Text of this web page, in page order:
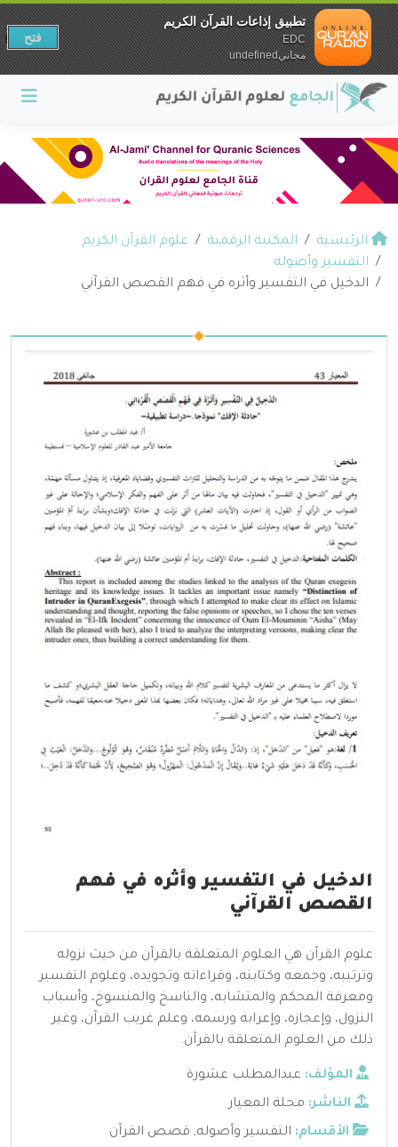
الرئيسية المكتبة الرقمية
علوم القرآن الكريم
التفسير وأصوله
الدخيل في التفسير وأثره في فهم القصص القرآني
الدخيل في التفسير وأثره في فهم
القصص القرآني
علوم القرآن هي العلوم المتعلقة بالقرآن من حيث نزوله
وترتيبه، وجمعه وكتابته، وقراءاته وتجويده، وعلوم التفسير
ومعرفة المحكم والمتشابه، والناسخ والمنسوخ، وأسباب
النزول، وإعجازه، وإعرابه ورسمه، وعلم غريب القرآن، وغير
ذلك من العلوم المتعلقة بالقرآن.
المؤلف: عبدالمطلب عشورة
الناشر: مجلة المعيار
الأقسام: التفسير وأصوله, قصص القرآن
تطبيق إذاعات القرآن الكريم
EDC
مجانيundefined
فتح